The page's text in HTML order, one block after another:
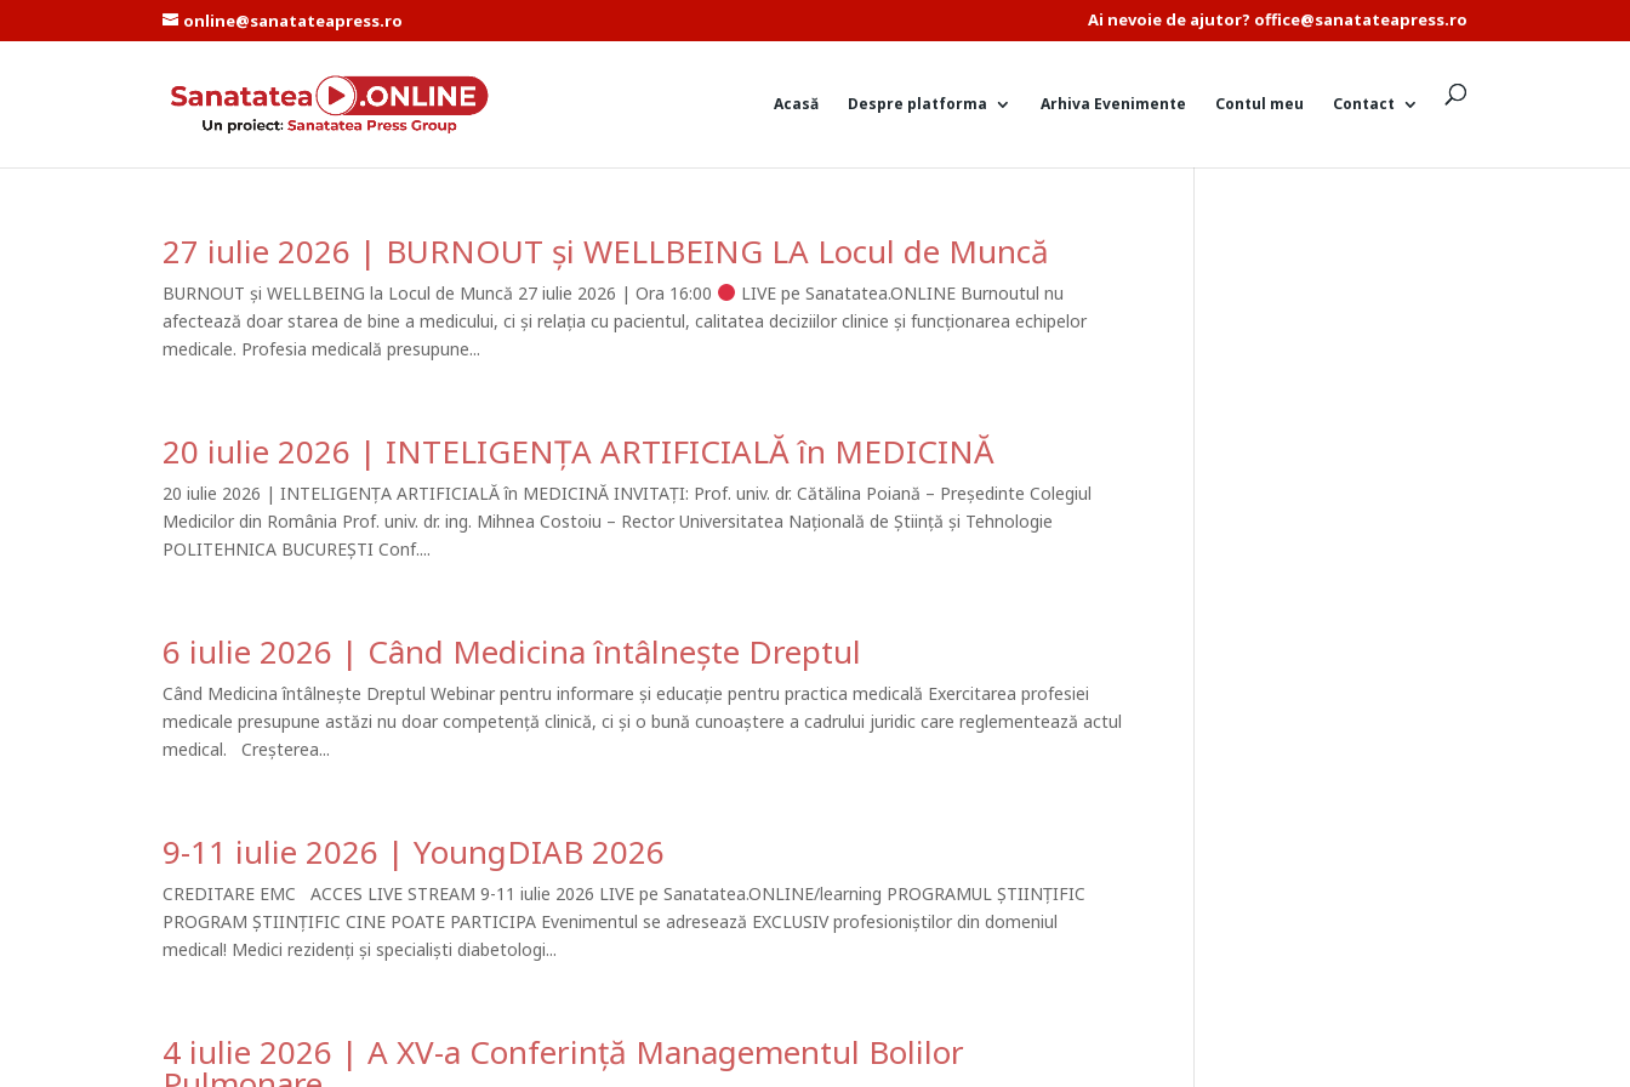
online@sanatateapress.ro Ai nevoie de ajutor? office@sanatateapress.ro
Acasă Despre platforma Arhiva Evenimente Contul meu Contact
27 iulie 2026 | BURNOUT și WELLBEING LA Locul de Muncă
BURNOUT și WELLBEING la Locul de Muncă 27 iulie 2026 | Ora 16:00
LIVE pe Sanatatea.ONLINE Burnoutul nu
afectează doar starea de bine a medicului, ci și relația cu pacientul, calitatea deciziilor clinice și funcționarea echipelor
medicale. Profesia medicală presupune...
20 iulie 2026 | INTELIGENȚA ARTIFICIALĂ în MEDICINĂ
20 iulie 2026 | INTELIGENȚA ARTIFICIALĂ în MEDICINĂ INVITAȚI: Prof. univ. dr. Cătălina Poiană – Președinte Colegiul
Medicilor din România Prof. univ. dr. ing. Mihnea Costoiu – Rector Universitatea Națională de Știință și Tehnologie
POLITEHNICA BUCUREȘTI Conf....
6 iulie 2026 | Când Medicina întâlnește Dreptul
Când Medicina întâlnește Dreptul Webinar pentru informare și educație pentru practica medicală Exercitarea profesiei
medicale presupune astăzi nu doar competență clinică, ci și o bună cunoaștere a cadrului juridic care reglementează actul
medical. Creșterea...
9-11 iulie 2026 | YoungDIAB 2026
CREDITARE EMC ACCES LIVE STREAM 9-11 iulie 2026 LIVE pe Sanatatea.ONLINE/learning PROGRAMUL ȘTIINȚIFIC
PROGRAM ȘTIINȚIFIC CINE POATE PARTICIPA Evenimentul se adresează EXCLUSIV profesioniștilor din domeniul
medical! Medici rezidenți și specialiști diabetologi...
4 iulie 2026 | A XV-a Conferință Managementul Bolilor